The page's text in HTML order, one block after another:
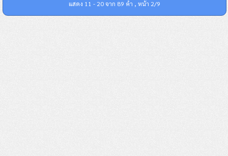
แสดง 11 - 20 จาก 89 คำ , หน้า 2/9